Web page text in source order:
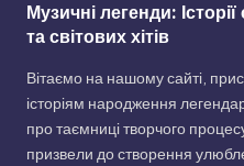
Музичні легенди:
та світових хітів
Вітаємо на нашому сайті,
історіям народження
про таємниці творчого
призвели до створення